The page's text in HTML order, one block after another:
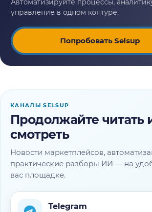
Попробовать Selsup
КАНАЛЫ SELSUP
Продолжайте читать
смотреть
Новости маркетплейсов,
практические разборы ИИ — на
вас площадке.
Telegram